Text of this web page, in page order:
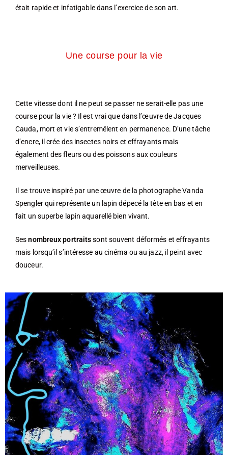
était rapide et infatigable dans l’exercice de son art.
Une course pour la vie
Cette vitesse dont il ne peut se passer ne serait-elle pas une
course pour la vie ? Il est vrai que dans l’œuvre de Jacques
Cauda, mort et vie s’entremêlent en permanence. D’une tâche
d’encre, il crée des insectes noirs et effrayants mais
également des fleurs ou des poissons aux couleurs
merveilleuses.
Il se trouve inspiré par une œuvre de la photographe Vanda
Spengler qui représente un lapin dépecé la tête en bas et en
fait un superbe lapin aquarellé bien vivant.
Sesnombreux portraitssont souvent déformés et effrayants
mais lorsqu’il s’intéresse au cinéma ou au jazz, il peint avec
douceur.